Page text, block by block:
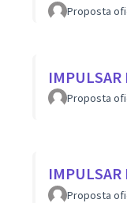
Proposta
IMPULSAR
Proposta
IMPULSAR
Proposta